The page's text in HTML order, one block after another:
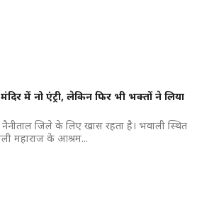
में नो एंट्री, लेकिन फिर भी भक्तों ने लिया
नैनीताल जिले के लिए खास रहता है। भवाली स्थित
महाराज के आश्रम...